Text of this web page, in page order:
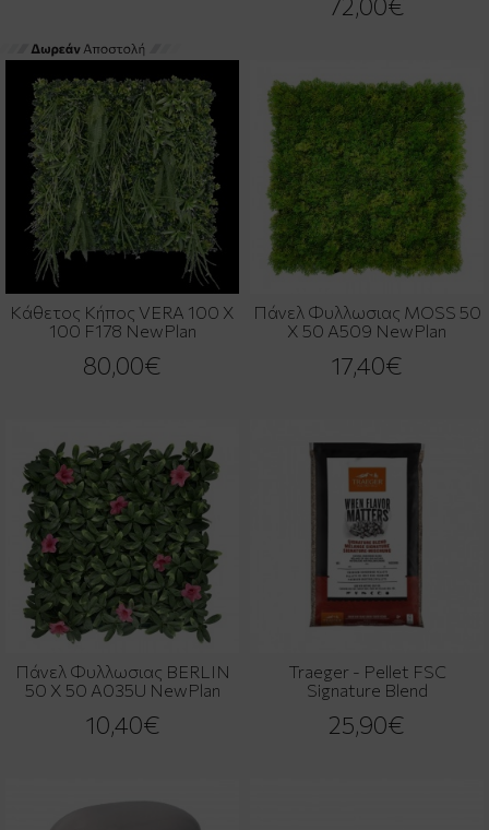
72,00€
Κάθετος Κήπος VERA 100 Χ
100 F178 NewPlan
80,00€
Πάνελ Φυλλωσιας MOSS 50
Χ 50 A509 NewPlan
17,40€
Πάνελ Φυλλωσιας BERLIN
50 Χ 50 A035U NewPlan
10,40€
Traeger - Pellet FSC
Signature Blend
25,90€